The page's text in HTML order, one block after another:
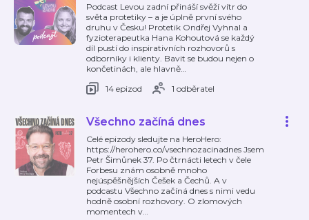
Podcast Levou zadní přináší svěží vítr do
světa protetiky – a je úplně první svého
druhu v Česku! Protetik Ondřej Vyhnal a
fyzioterapeutka Hana Kohoutová se každý
díl pustí do inspirativních rozhovorů s
odborníky i klienty. Bavit se budou nejen o
končetinách, ale hlavně…
14 epizod
1 odběratel
Všechno začíná dnes
Celé epizody sledujte na HeroHero:
https://herohero.co/vsechnozacinadnes Jsem
Petr Šimůnek 37. Po čtrnácti letech v čele
Forbesu znám osobně mnoho
nejúspěšnějších Češek a Čechů. A v
podcastu Všechno začíná dnes s nimi vedu
hodně osobní rozhovory. O zlomových
momentech v…